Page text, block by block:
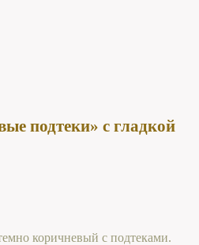
подтеки» с гладкой
коричневый с подтеками.